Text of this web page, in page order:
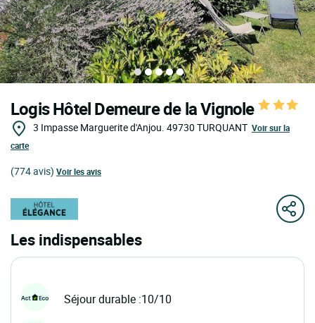
Logis Hôtel Demeure de la Vignole
3 Impasse Marguerite d'Anjou. 49730 TURQUANT Voir sur la
carte
(774 avis) Voir les avis
Les indispensables
Séjour durable :10/10